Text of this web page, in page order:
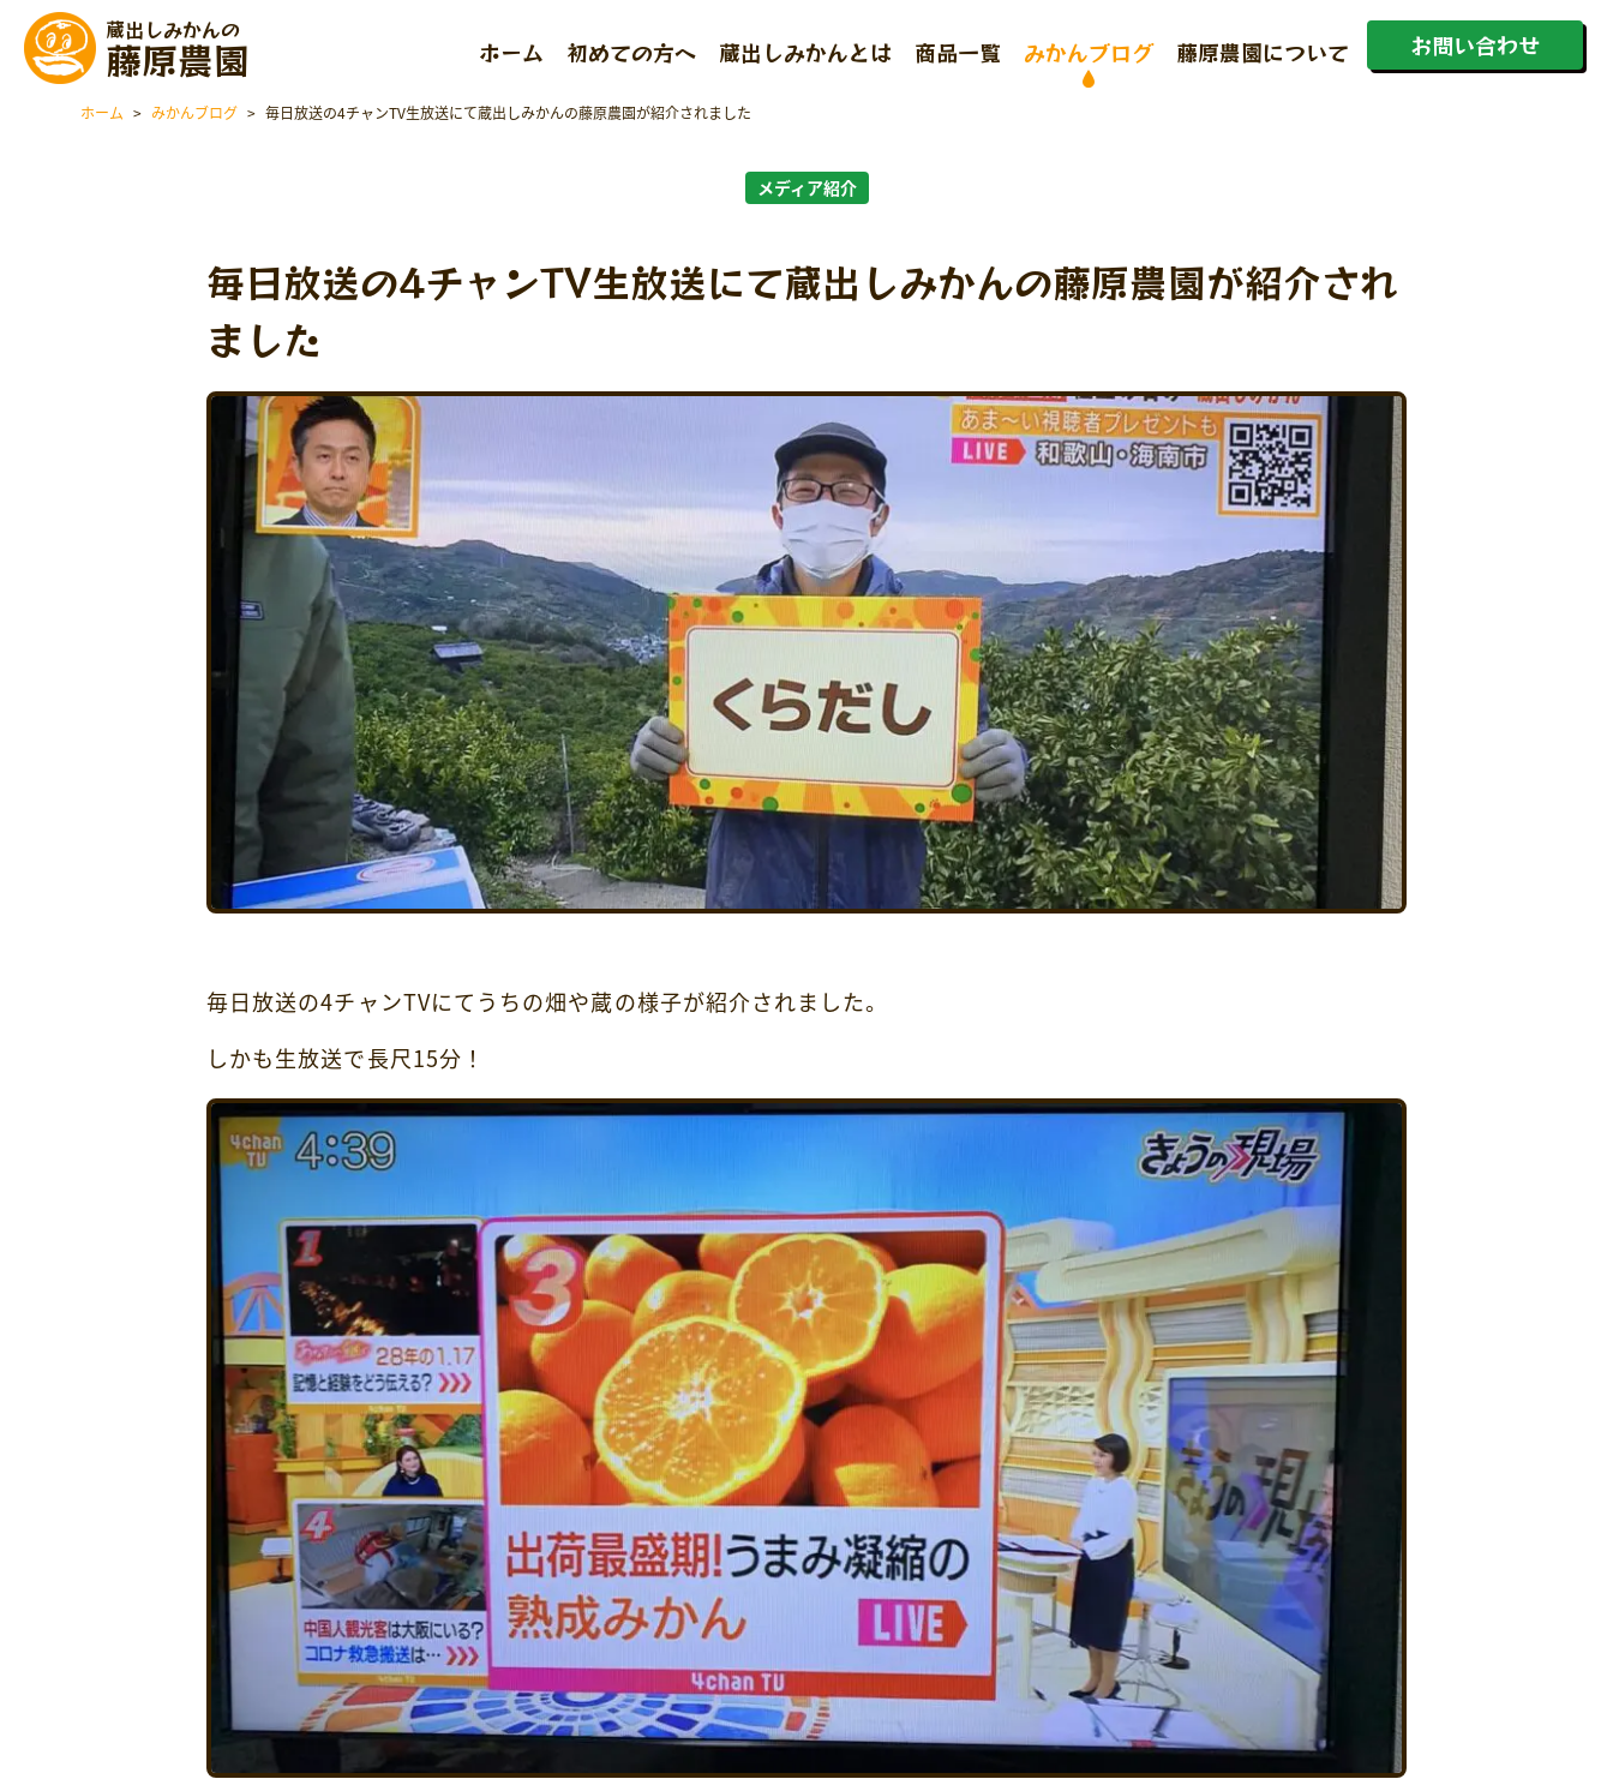
蔵出しみかんの
藤原農園 ホーム 初めての方へ 蔵出しみかんとは 商品一覧 みかんブログ 藤原農園について お問い合わせ
初めての方へ
商品一覧
みかんブログ
藤原農園について
お知らせ
採用情報について
お問い合わせ
ホーム > みかんブログ > 毎日放送の4チャンTV生放送にて蔵出しみかんの藤原農園が紹介されました
メディア紹介
毎日放送の4チャンTV生放送にて蔵出しみかんの藤原農園が紹介され
ました
毎日放送の4チャンTVにてうちの畑や蔵の様子が紹介されました。
しかも生放送で長尺15分！